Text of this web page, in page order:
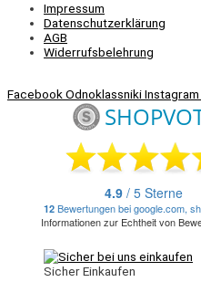
Impressum
Datenschutzerklärung
AGB
Widerrufsbelehrung
FacebookOdnoklassnikiInstagram
Sicher Einkaufen